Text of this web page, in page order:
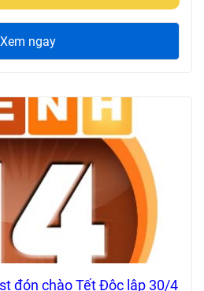
Minh.
Xem ngay
đón chào Tết Độc lập 30/4